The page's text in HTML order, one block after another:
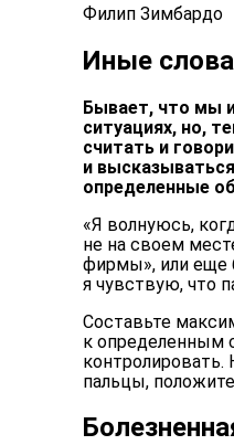
Филип Зимбардо
Иные слова
Бывает, что мы
ситуациях, но,
считать и
и
определенные
«Я волнуюсь,
не на своем
фирмы», или еще
я чувствую, что
Составьте
к определенным
контролировать.
пальцы,